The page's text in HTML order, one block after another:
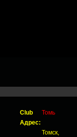
Club
Томь
Адрес:
Томск,